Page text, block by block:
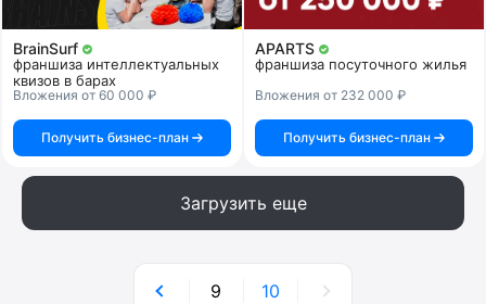
BrainSurf
франшиза интеллектуальных
квизов в барах
Вложения от 60 000 ₽
Получить бизнес-план
APARTS
франшиза посуточного жилья
Вложения от 232 000 ₽
Получить бизнес-план
Загрузить еще
9 10